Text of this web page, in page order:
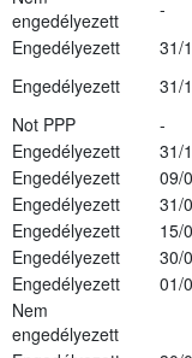
engedélyezett
-
Engedélyezett
31/
Engedélyezett
31/
Not PPP
-
Engedélyezett
31/
Engedélyezett
09/
Engedélyezett
31/
Engedélyezett
15/
Engedélyezett
30/
Engedélyezett
01/
Nem
engedélyezett